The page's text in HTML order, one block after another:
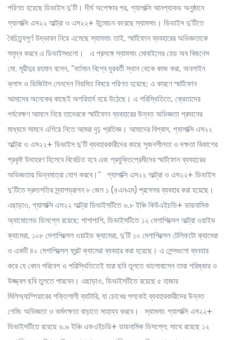
পরিণত হয়েছে ডিভাইস দু’টি। দীর্ঘ অপেক্ষার পর, গ্যালাক্সি আনপ্যাকড অনুষ্ঠানে
গ্যালাক্সি এস২২ আল্ট্রা ও এস২২+ উন্মোচন করেছে স্যামসাং। ডিভাইস দু’টিতে
বৈচিত্র্যপূর্ণ উদ্ভাবন নিয়ে এসেছে স্যামসাং তাই, স্মার্টফোন ব্যবহারের অভিজ্ঞতাকে
সমৃদ্ধ করবে এ ডিভাইসগুলো। এ প্রসঙ্গে স্যামসাং মোবাইলের হেড অব বিজনেস
মো. মূয়ীদুর রহমান বলেন, “বর্তমান বিশ্বে দূরবর্তী স্থান থেকে কাজ করা, অনলাইন
ক্লাস ও ডিজিটাল লেনদেন নিয়মিত বিষয়ে পরিণত হয়েছে; এ কারণে স্মার্টফোন
আমাদের অনেকের কাছেই অপরিহার্য হয়ে উঠেছে। এ পরিস্থিতিতে, ক্রেতাদের
পর্যবেক্ষণ আমলে নিয়ে তাদেরকে স্মার্টফোন ব্যবহারের উন্নত অভিজ্ঞতা প্রদানের
মাধ্যমে সামনে এগিয়ে নিতে আমরা দৃঢ় প্রতিজ্ঞ। আমাদের বিশ্বাস, গ্যালাক্সি এস২২
আল্ট্রা ও এস২২+ ডিভাইস দু’টি ব্যবহারকারীদের কাছে সৃজনশীলতা ও দক্ষতা বিকাশের
প্রকৃষ্ট উদাহরণ হিসেবে বিবেচিত হবে এবং প্রযুক্তিপ্রেমীদের স্মার্টফোন ব্যবহারের
অভিজ্ঞতায় ভিন্নমাত্রা যোগ করবে।” গ্যালাক্সি এস২২ আল্ট্রা ও এস২২+ ডিভাইস
দু’টিতে দ্রুতগতির স্ন্যাপড্রাগন ৮ জেন ১ (৪এনএম) প্রসেসর ব্যবহার করা হয়েছে।
এছাড়াও, গ্যালাক্সি এস২২ আল্ট্রা ডিভাইসটিতে ৬.৮ ইঞ্চি কিউএইচডি+ ডায়নামিক
অ্যামোলেড ডিসপ্লে রয়েছে; পাশাপাশি, ডিভাইসটিতে ১২ মেগাপিক্সেল আল্ট্রা ওয়াইড
ক্যামেরা, ১০৮ মেগাপিক্সেল ওয়াইড ক্যামেরা, দু’টি ১০ মেগাপিক্সেল টেলিফটো ক্যামেরা
ও একটি ৪০ মেগাপিক্সেল ফ্রন্ট ক্যামেরা ব্যবহার করা হয়েছে। এ লেন্সগুলো ব্যবহার
করে যে কোন পরিবেশ ও পরিস্থিতিতেই যারা ছবি তুলতে ভালোবাসেন তারা পরিষ্কার ও
উজ্জ্বল ছবি তুলতে পারবেন। এছাড়াও, ডিভাইসটিতে রয়েছে ৫ হাজার
মিলিঅ্যাম্পিয়ারের শক্তিশালী ব্যাটারি, যা চোখের পলকেই ব্যবহারকারীদের উন্নত
গেমিং অভিজ্ঞতা ও কর্মদক্ষতা বাড়াতে সাহায্য করবে। স্যামসাং গ্যালাক্সি এস২২+
ডিভাইসটিতে রয়েছে ৬.৬ ইঞ্চি এফএইচডি+ ডায়নামিক ডিসপ্লে; সাথে রয়েছে ১২